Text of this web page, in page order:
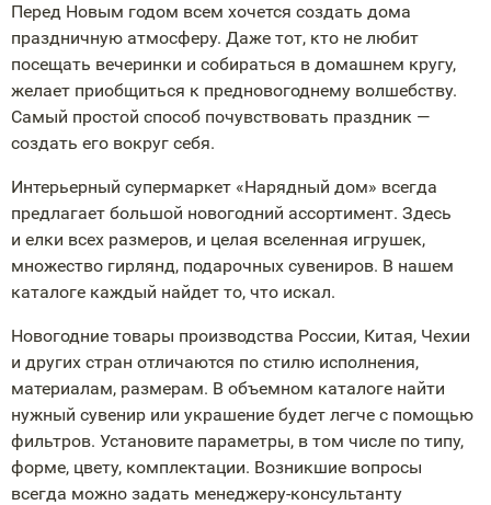
Перед Новым годом всем хочется создать дома
праздничную атмосферу. Даже тот, кто не любит
посещать вечеринки и собираться в домашнем кругу,
желает приобщиться к предновогоднему волшебству.
Самый простой способ почувствовать праздник —
создать его вокруг себя.
Интерьерный супермаркет «Нарядный дом» всегда
предлагает большой новогодний ассортимент. Здесь
и елки всех размеров, и целая вселенная игрушек,
множество гирлянд, подарочных сувениров. В нашем
каталоге каждый найдет то, что искал.
Новогодние товары производства России, Китая, Чехии
и других стран отличаются по стилю исполнения,
материалам, размерам. В объемном каталоге найти
нужный сувенир или украшение будет легче с помощью
фильтров. Установите параметры, в том числе по типу,
форме, цвету, комплектации. Возникшие вопросы
всегда можно задать менеджеру-консультанту